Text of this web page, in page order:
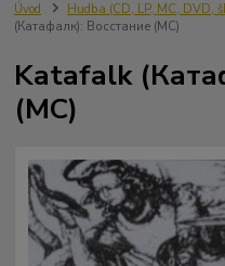
Úvod Hudba (CD, LP, MC, DVD,
(Катафалк): Восстание (MC)
Katafalk
(MC)